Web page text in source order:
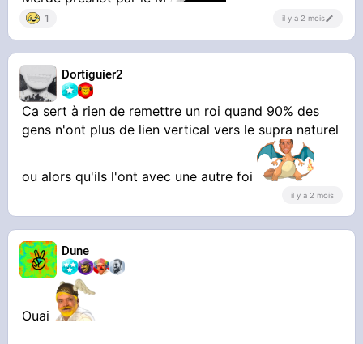
1 il y a 2 mois
Dortiguier2
Ca sert à rien de remettre un roi quand 90% des
gens n'ont plus de lien vertical vers le supra naturel
ou alors qu'ils l'ont avec une autre foi
il y a 2 mois
Dune
Ouai